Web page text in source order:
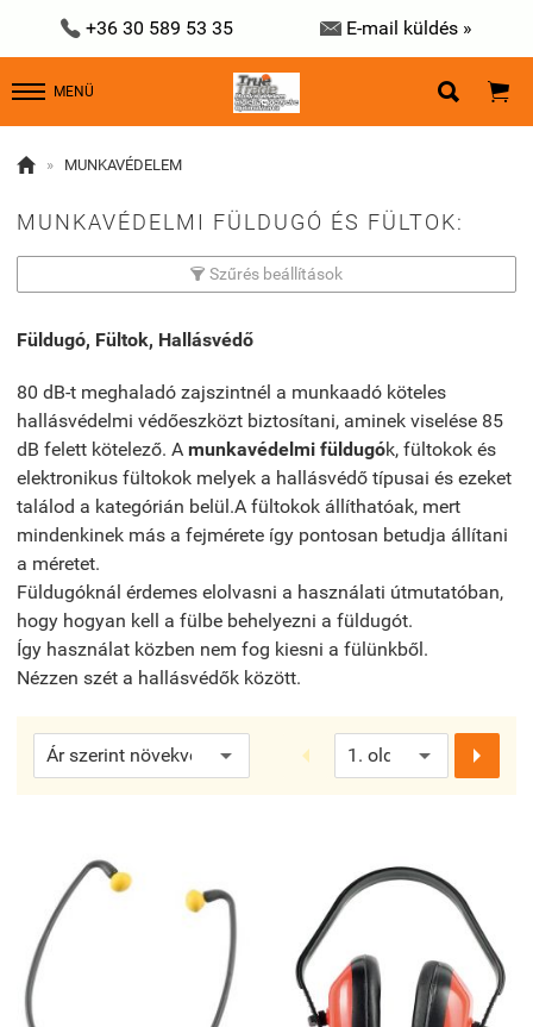
 +36 30 589 53 35  E-mail küldés »
MENÜ  
 » MUNKAVÉDELEM
MUNKAVÉDELMI FÜLDUGÓ ÉS FÜLTOK:
 Szűrés beállítások
Füldugó, Fültok, Hallásvédő
80 dB-t meghaladó zajszintnél a munkaadó köteles
hallásvédelmi védőeszközt biztosítani, aminek viselése 85
dB felett kötelező. A munkavédelmi füldugók, fültokok és
elektronikus fültokok melyek a hallásvédő típusai és ezeket
találod a kategórián belül.A fültokok állíthatóak, mert
mindenkinek más a fejmérete így pontosan betudja állítani
a méretet.
Füldugóknál érdemes elolvasni a használati útmutatóban,
hogy hogyan kell a fülbe behelyezni a füldugót.
Így használat közben nem fog kiesni a fülünkből.
Nézzen szét a hallásvédők között.
 